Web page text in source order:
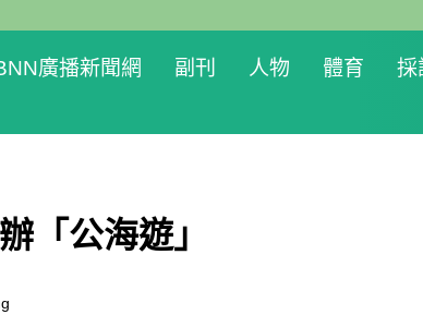
廣播新聞網 副刊 人物 體育 採
「公海遊」